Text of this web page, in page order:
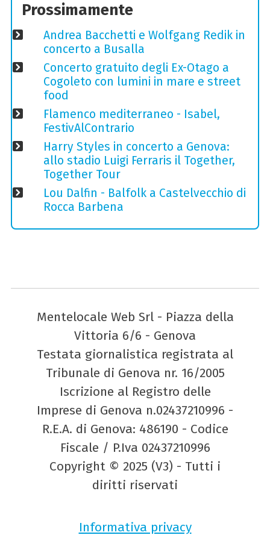
Prossimamente
Andrea Bacchetti e Wolfgang Redik in
concerto a Busalla
Concerto gratuito degli Ex-Otago a
Cogoleto con lumini in mare e street
food
Flamenco mediterraneo - Isabel,
FestivAlContrario
Harry Styles in concerto a Genova:
allo stadio Luigi Ferraris il Together,
Together Tour
Lou Dalfin - Balfolk a Castelvecchio di
Rocca Barbena
Mentelocale Web Srl - Piazza della
Vittoria 6/6 - Genova
Testata giornalistica registrata al
Tribunale di Genova nr. 16/2005
Iscrizione al Registro delle
Imprese di Genova n.02437210996 -
R.E.A. di Genova: 486190 - Codice
Fiscale / P.Iva 02437210996
Copyright © 2025 (V3) - Tutti i
diritti riservati
Informativa privacy